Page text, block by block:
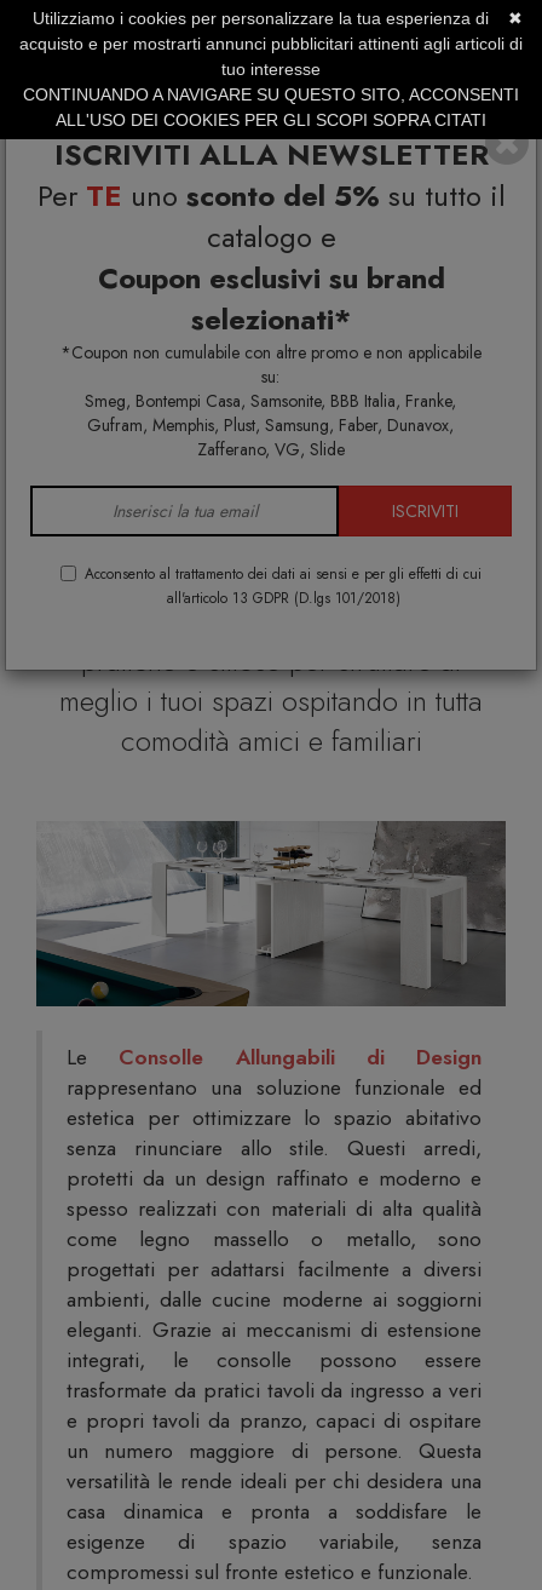
ISCRIVITI ALLA NEWSLETTER
Per TE uno sconto del 5% su tutto il
catalogo e
Coupon esclusivi su brand
selezionati*
*Coupon non cumulabile con altre promo e non applicabile
su:
Smeg, Bontempi Casa, Samsonite, BBB Italia, Franke,
Gufram, Memphis, Plust, Samsung, Faber, Dunavox,
Zafferano, VG, Slide
ISCRIVITI
Acconsento al trattamento dei dati ai sensi e per gli effetti di cui
all'articolo 13 GDPR (D.lgs 101/2018)
SERVIZIO CLIENTI +39.0773.470.562
SUMMER SALES | Fino al 31 Agosto
Arredo interno Consolle allungabili
CONSOLLE
ALLUNGABILI
Consolle allungabili di design
moderne con soluzioni salvaspazio
pratiche e stilose per sfruttare al
meglio i tuoi spazi ospitando in tutta
comodità amici e familiari
Le Consolle Allungabili di Design
rappresentano una soluzione funzionale ed
estetica per ottimizzare lo spazio abitativo
senza rinunciare allo stile. Questi arredi,
protetti da un design raffinato e moderno e
spesso realizzati con materiali di alta qualità
come legno massello o metallo, sono
progettati per adattarsi facilmente a diversi
ambienti, dalle cucine moderne ai soggiorni
eleganti. Grazie ai meccanismi di estensione
integrati, le consolle possono essere
trasformate da pratici tavoli da ingresso a veri
e propri tavoli da pranzo, capaci di ospitare
un numero maggiore di persone. Questa
versatilità le rende ideali per chi desidera una
casa dinamica e pronta a soddisfare le
esigenze di spazio variabile, senza
compromessi sul fronte estetico e funzionale.
✖
Utilizziamo i cookies per personalizzare la tua esperienza di
acquisto e per mostrarti annunci pubblicitari attinenti agli articoli di
tuo interesse
CONTINUANDO A NAVIGARE SU QUESTO SITO, ACCONSENTI
ALL'USO DEI COOKIES PER GLI SCOPI SOPRA CITATI